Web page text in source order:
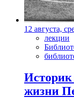
12 августа,
лекции
Историк
жизни